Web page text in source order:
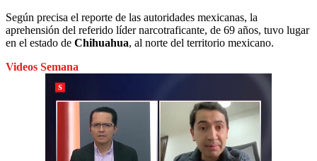
Según precisa el reporte de las autoridades mexicanas, la
aprehensión del referido líder narcotraficante, de 69 años, tuvo lugar
en el estado de Chihuahua, al norte del territorio mexicano.
Videos Semana